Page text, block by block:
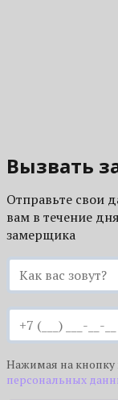
Вызвать
Отправьте свои
вам в течение
замерщика
Нажимая на кнопку
персональных